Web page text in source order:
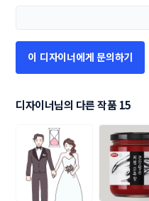
이 디자이너에게 문의하기
디자이너님의 다른 작품 15